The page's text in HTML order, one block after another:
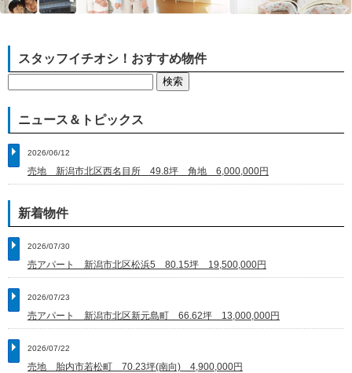
スタッフイチオシ！おすすめ物件
ニュース＆トピックス
2026/06/12
売地 新潟市北区西名目所 49.8坪 角地 6,000,000円
新着物件
2026/07/30
売アパート 新潟市北区松浜5 80.15坪 19,500,000円
2026/07/23
売アパート 新潟市北区新元島町 66.62坪 13,000,000円
2026/07/22
売地 胎内市若松町 70.23坪(南向) 4,900,000円